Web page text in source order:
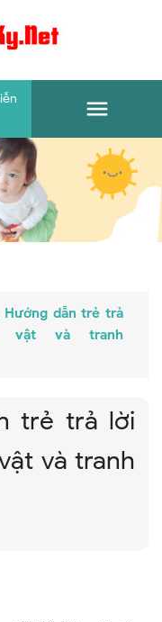
Hướng dẫn trẻ trả
và tranh
trẻ trả lời
và tranh